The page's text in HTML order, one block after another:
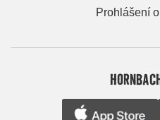
Prohlášení